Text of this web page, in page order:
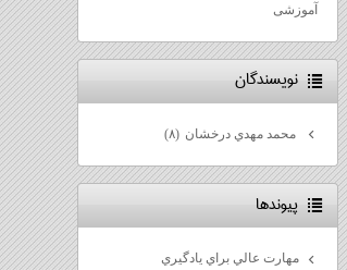
آموزشی
نويسندگان
محمد مهدي درخشان (۸)
پيوندها
مهارت عالي براي يادگيري